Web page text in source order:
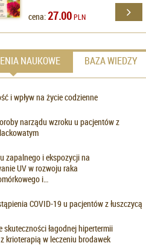
cena:27.00PLN
NAUKOWE BAZA WIEDZY
i wpływ na życie codzienne
narządu wzroku u pacjentów z
zapalnego i ekspozycji na
UV w rozwoju raka
i…
COVID-19 u pacjentów z łuszczycą
skuteczności łagodnej hipertermii
krioterapią w leczeniu brodawek